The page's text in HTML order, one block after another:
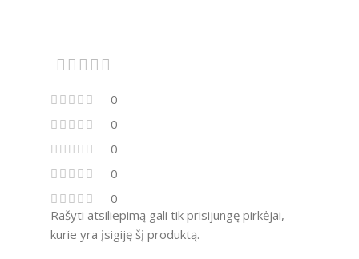
0
0
0
0
0
Rašyti atsiliepimą gali tik prisijungę pirkėjai,
kurie yra įsigiję šį produktą.